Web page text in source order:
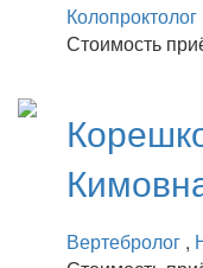
Колопроктолог
Стоимость
Вертебролог ,